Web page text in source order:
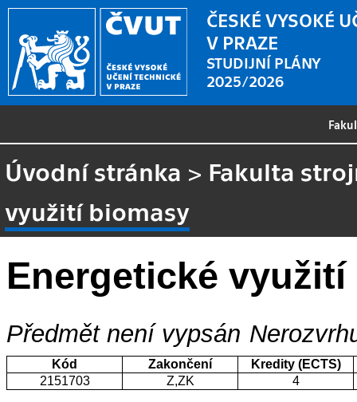
ČESKÉ VYSOKÉ
V PRAZE
STUDIJNÍ PLÁNY
2025/2026
Úvodní stránka > Fakulta
využití biomasy
Energetické
Předmět není vypsán
Kód Zakončení
Kredity (ECTS)
2151703
Z,ZK 4